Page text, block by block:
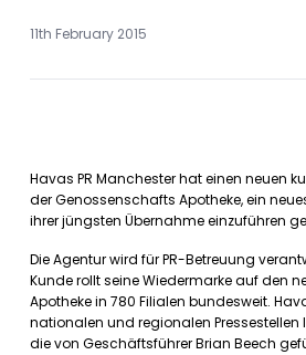
11th February 2015
Havas PR Manchester hat einen neuen
der Genossenschafts Apotheke, ein
ihrer jüngsten Übernahme einzuführen
Die Agentur wird für PR-Betreuung
Kunde rollt seine Wiedermarke auf den
Apotheke in 780 Filialen bundesweit.
nationalen und regionalen Pressestellen
die von Geschäftsführer Brian Beech